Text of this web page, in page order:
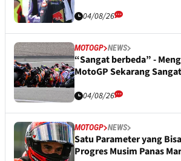
04/08/26
MOTOGP NEWS
“Sangat berbeda” -
MotoGP Sekarang
04/08/26
MOTOGP NEWS
Satu Parameter yang
Progres Musim Panas